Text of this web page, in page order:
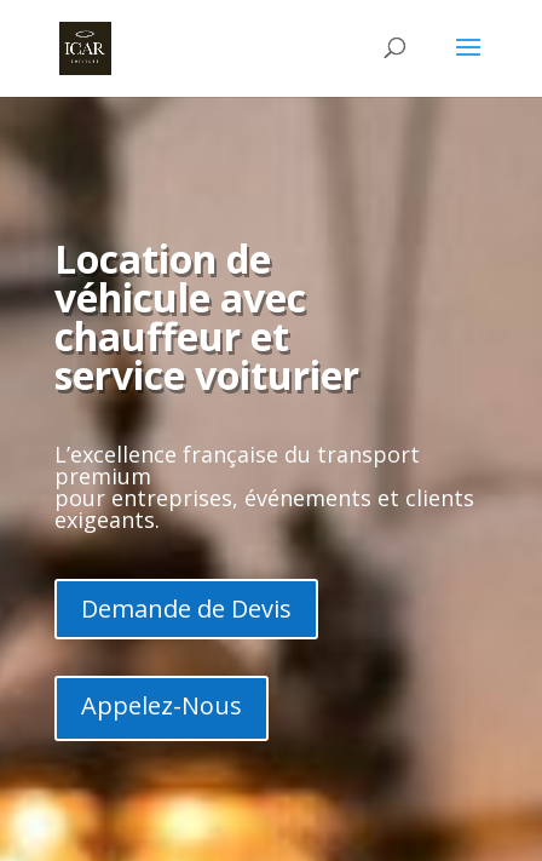
Location de
véhicule avec
chauffeuret
service voiturier
L’excellence française du transport
premium
pour entreprises, événements et clients
exigeants.
Demande de Devis
Appelez-Nous